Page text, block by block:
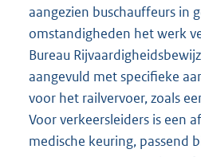
aangezien buschauffeurs in
omstandigheden het werk
Bureau
aangevuld met specifieke
voor het railvervoer, zoals
Voor verkeersleiders is een
medische keuring, passend